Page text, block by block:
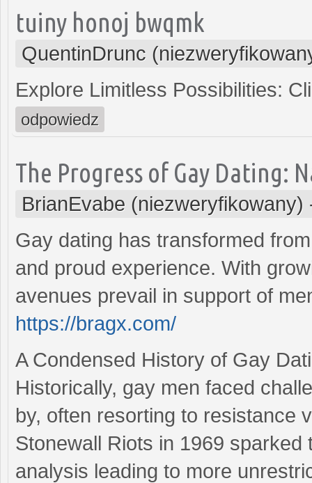
tuiny honoj bwqmk
QuentinDrunc
Explore Limitless Possibilities:
odpowiedz
The Progress of Gay Dating:
BrianEvabe (niezweryfikowany)
Gay dating has transformed
and proud experience. With
avenues prevail in support of
https://bragx.com/
A Condensed History of Gay
Historically, gay men faced
by, often resorting to resistance
Stonewall Riots in 1969
analysis leading to more